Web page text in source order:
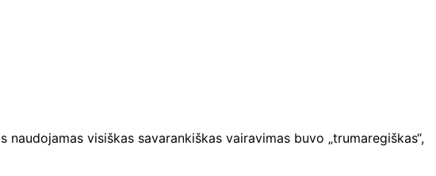
visiškas savarankiškas vairavimas buvo „trumaregiškas“,